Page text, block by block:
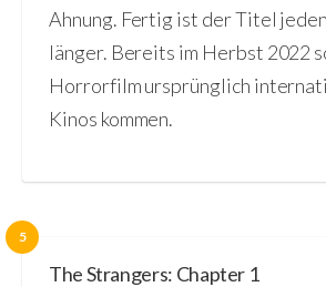
Ahnung. Fertig ist der Titel
länger. Bereits im Herbst 2022
Horrorfilm ursprünglich
Kinos kommen.
5
The Strangers: Chapter 1